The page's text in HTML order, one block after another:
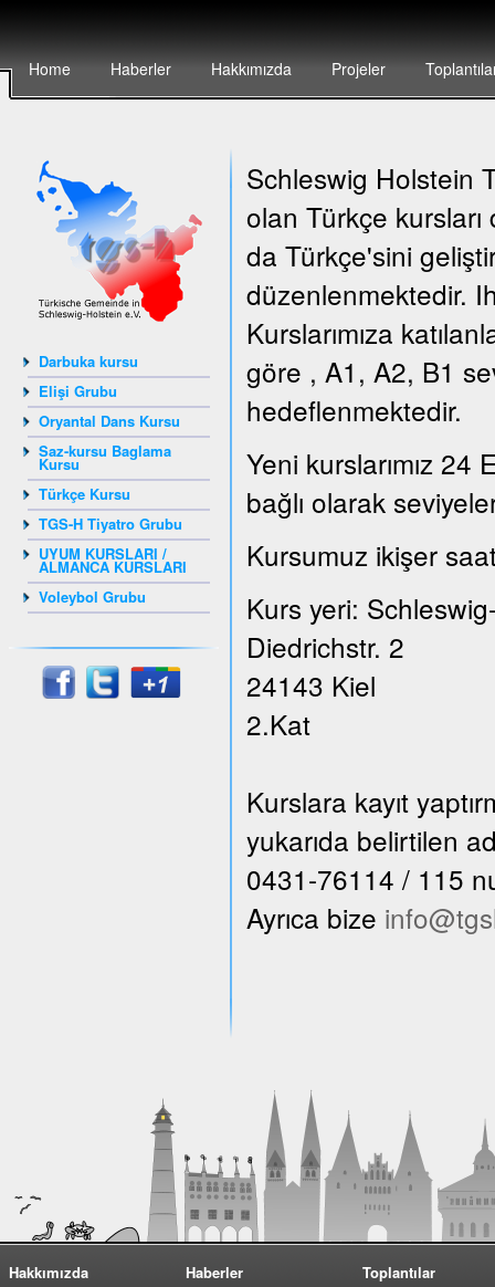
Home Haberler Hakkımızda Projeler
Darbuka kursu
Elişi Grubu
Oryantal Dans Kursu
Saz-kursu Baglama
Kursu
Türkçe Kursu
TGS-H Tiyatro Grubu
UYUM KURSLARI /
ALMANCA KURSLARI
Voleybol Grubu
Schleswig Holstein
olan Türkçe
da Türkçe'sini
düzenlenmektedir.
Kurslarımıza
göre , A1, A2, B1
hedeflenmektedir.
Yeni kurslarımız 24
bağlı olarak
Kursumuz ikişer
Kurs yeri:
Diedrichstr. 2
24143 Kiel
2.Kat
Kurslara kayıt
yukarıda belirtilen
0431-76114 / 115
Ayrıca bize
Hakkımızda
Haberler
Toplantılar